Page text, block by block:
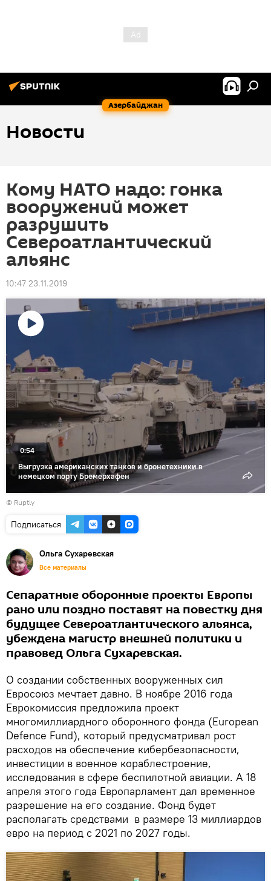
Азербайджан
Новости
Кому НАТО надо: гонка
вооружений может
разрушить
Североатлантический
альянс
10:47 23.11.2019
видео
Выгрузка американских танков и бронетехники в
немецком порту Бремерхафен
0:54
© Ruptly
Подписаться
Ольга Сухаревская
Все материалы
Сепаратные оборонные проекты Европы
рано или поздно поставят на повестку дня
будущее Североатлантического альянса,
убеждена магистр внешней политики и
правовед Ольга Сухаревская.
О создании собственных вооруженных сил
Евросоюз мечтает давно. В ноябре 2016 года
Еврокомиссия предложила проект
многомиллиардного оборонного фонда (European
Defence Fund), который предусматривал рост
расходов на обеспечение кибербезопасности,
инвестиции в военное кораблестроение,
исследования в сфере беспилотной авиации. А 18
апреля этого года Европарламент дал временное
разрешение на его создание. Фонд будет
располагать средствами в размере 13 миллиардов
евро на период с 2021 по 2027 годы.